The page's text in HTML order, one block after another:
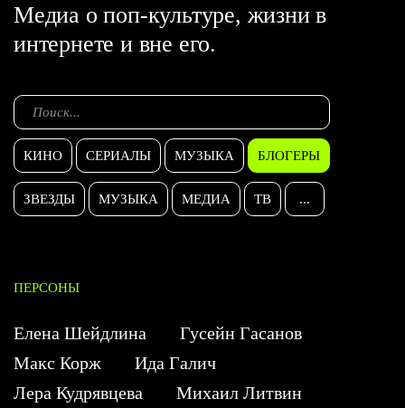
Медиа о поп-культуре, жизни в
интернете и вне его.
КИНО СЕРИАЛЫ МУЗЫКА БЛОГЕРЫ
ЗВЕЗДЫ МУЗЫКА МЕДИА ТВ ...
ПЕРСОНЫ
Елена Шейдлина
Гусейн Гасанов
Макс Корж
Ида Галич
Лера Кудрявцева
Михаил Литвин